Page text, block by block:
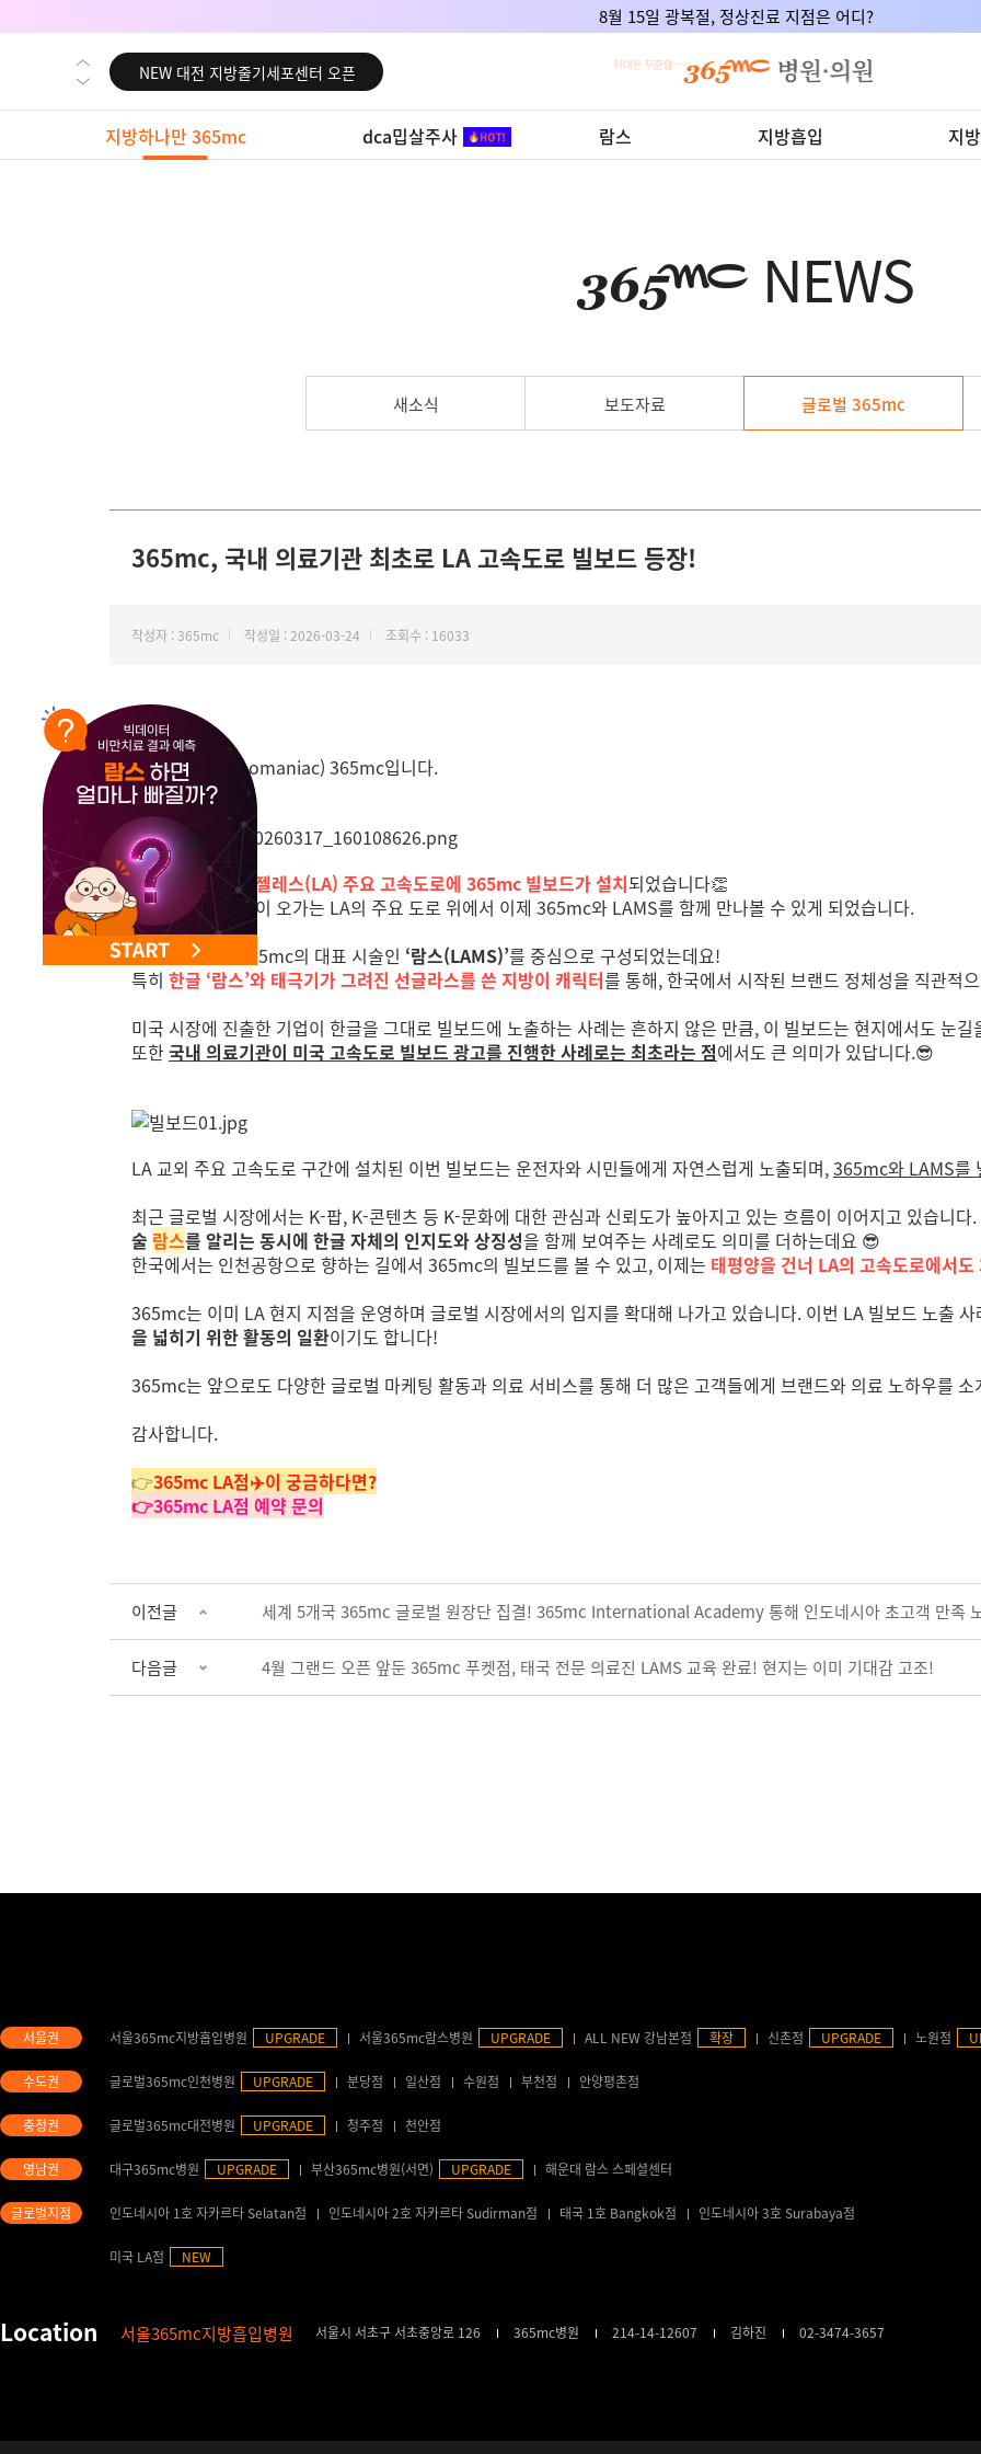
8월 15일 광복절, 정상진료 지점은 어디?
NEW 교대 지방줄기세포센터 오픈
NEW 대전 지방줄기세포센터 오픈
NEW 노원 지방줄기세포센터 오픈
NEW 미국 LA점 오픈
NEW 미국 LA점 오픈
지방하나만 365mc dca밉살주사 람스 지방흡입 지
NEWS
새소식 보도자료 글로벌 365mc
365mc, 국내 의료기관 최초로 LA 고속도로 빌보드 등장!
작성자 : 365mc 작성일 : 2026-03-24 조회수 : 16033
안녕하세요.
지방 하나만(Lipomaniac) 365mc입니다.
최근미국 로스앤젤레스(LA) 주요 고속도로에 365mc 빌보드가 설치되었습니다👏
하루 수많은 차량이 오가는 LA의 주요 도로 위에서 이제 365mc와 LAMS를 함께 만나볼 수 있게 되었습니다.
해당 빌보드는 365mc의 대표 시술인 ‘람스(LAMS)’를 중심으로 구성되었는데요!
특히 한글 ‘람스’와 태극기가 그려진 선글라스를 쓴 지방이 캐릭터를 통해, 한국에서 시작된 브랜드 정체성을 직관적
미국 시장에 진출한 기업이 한글을 그대로 빌보드에 노출하는 사례는 흔하지 않은 만큼, 이 빌보드는 현지에서도 눈
또한 국내 의료기관이 미국 고속도로 빌보드 광고를 진행한 사례로는 최초라는 점에서도 큰 의미가 있답니다.😎
LA 교외 주요 고속도로 구간에 설치된 이번 빌보드는 운전자와 시민들에게 자연스럽게 노출되며,365mc와 LAMS를
최근 글로벌 시장에서는 K-팝, K-콘텐츠 등 K-문화에 대한 관심과 신뢰도가 높아지고 있는 흐름이 이어지고 있습니
술 람스를 알리는 동시에 한글 자체의 인지도와 상징성을 함께 보여주는 사례로도 의미를 더하는데요 😎
한국에서는 인천공항으로 향하는 길에서 365mc의 빌보드를 볼 수 있고, 이제는 태평양을 건너 LA의 고속도로에서
365mc는 이미 LA 현지 지점을 운영하며 글로벌 시장에서의 입지를 확대해 나가고 있습니다. 이번 LA 빌보드 노출
을 넓히기 위한 활동의 일환이기도 합니다!
365mc는 앞으로도 다양한 글로벌 마케팅 활동과 의료 서비스를 통해 더 많은 고객들에게 브랜드와 의료 노하우를
감사합니다.
👉365mc LA점✈️이 궁금하다면?
👉365mc LA점 예약 문의
이전글 세계 5개국 365mc 글로벌 원장단 집결! 365mc International Academy 통해 인도네시아 초고객 만족
다음글 4월 그랜드 오픈 앞둔 365mc 푸켓점, 태국 전문 의료진 LAMS 교육 완료! 현지는 이미 기대감 고조!
서울365mc지방흡입병원 UPGRADE 서울365mc람스병원 UPGRADE ALL NEW 강남본점 확장 신촌점 UPGRADE 노원점
글로벌365mc인천병원 UPGRADE 분당점 일산점 수원점 부천점 안양평촌점
글로벌365mc대전병원 UPGRADE 청주점 천안점
대구365mc병원 UPGRADE 부산365mc병원(서면) UPGRADE 해운대 람스 스페셜센터
인도네시아 1호 자카르타 Selatan점 인도네시아 2호 자카르타 Sudirman점 태국 1호 Bangkok점 인도네시아 3호 Surabaya점
미국 LA점 NEW
서울365mc지방흡입병원 서울시 서초구 서초중앙로 126 365mc병원 214-14-12607 김하진 02-3474-3657